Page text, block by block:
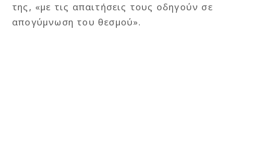
της, «με τις απαιτήσεις τους οδηγούν σε
απογύμνωση του θεσμού».